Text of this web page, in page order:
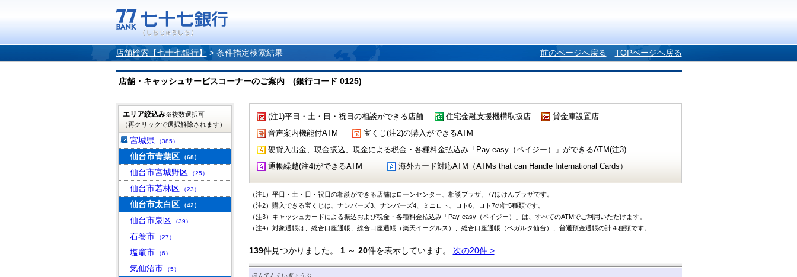
店舗検索【七十七銀行】 > 条件指定検索結果 前のページへ戻る TOPページへ戻る
店舗・キャッシュサービスコーナーのご案内 (銀行コード 0125)
(注1)平日・土・日・祝日の相談ができる店舗 住宅金融支援機構取扱店
貸金庫設置店
音声案内機能付ATM
宝くじ(注2)の購入ができるATM
硬貨入出金、現金振込、現金による税金・各種料金払込み「Pay-easy（ペイジー）」ができるATM(注3)
通帳繰越(注4)ができるATM
海外カード対応ATM（ATMs that can Handle International Cards）
（注1）平日・土・日・祝日の相談ができる店舗はローンセンター、相談プラザ、77ほけんプラザです。
（注2）購入できる宝くじは、ナンバーズ3、ナンバーズ4、ミニロト、ロト6、ロト7の計5種類です。
（注3）キャッシュカードによる振込および税金・各種料金払込み「Pay-easy（ペイジー）」は、すべてのATMでご利用いただけます。
（注4）対象通帳は、総合口座通帳、総合口座通帳（楽天イーグルス）、総合口座通帳（ベガルタ仙台）、普通預金通帳の計４種類です。
139件見つかりました。 1～ 20件を表示しています。 次の20件 >
ほんてんえいぎょうぶ
エリア絞込み※複数選択可
（再クリックで選択解除されます）
宮城県 （385）
仙台市青葉区 （68）
仙台市宮城野区 （25）
仙台市若林区 （23）
仙台市太白区 （42）
仙台市泉区 （39）
石巻市 （27）
塩竈市 （6）
気仙沼市 （5）